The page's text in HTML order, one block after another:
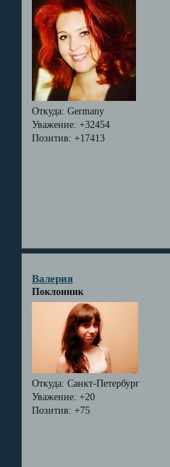
Откуда: Germany
Уважение: +32454
Позитив: +17413
Валерия
Поклонник
Откуда: Санкт-Петербург
Уважение: +20
Позитив: +75